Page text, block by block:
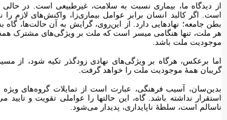
از دیدگاه ما، بیماری نسبت به سلامت، غیرطبیعی است. در
است. اگر کالبد انسان برابر عوامل بیماری‌زا، واکنش‌های لازم
بطن جامعه؛ نهادهایی دارد. از این‌روی، گرایش به آن حالت‌ها، گاه
هر ملت، تنها هنگامی میسر است که ملت بر ویژگی‌های مشترک همۀ
موجودیت ملت باشد.
اما برعکس، هرگاه بر ویژگی‌های نهادی زودگذر تکیه شود، از
گریبان همۀ موجودیت ملت را خواهد گرفت.
بدین‌سان، آسیب فرهنگی، عبارت است از تمایلات گروه‌های
استقرار نداشته باشد. گاه، این حالتها را عواملی تقویت و تایید
ناسالم است، سلطۀ ناپایداری، پدیدار می‌شود.